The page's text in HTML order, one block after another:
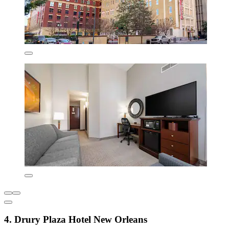
4. Drury Plaza Hotel New Orleans